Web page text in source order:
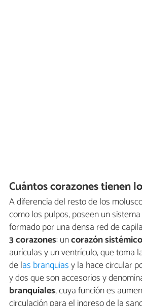
Cuántos corazones tienen
A diferencia del resto de los
como los pulpos, poseen un
formado por una densa red de
3 corazones: uncorazón sistémico
aurículas y un ventrículo, que toma
de las branquiasy la hace circular
y dos que son accesorios y
branquiales, cuya función es